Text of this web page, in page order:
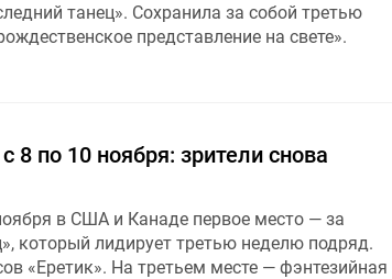
танец». Сохранила за собой третью
представление на свете».
по 10 ноября: зрители снова
в США и Канаде первое место — за
который лидирует третью неделю подряд.
«Еретик». На третьем месте — фэнтезийная